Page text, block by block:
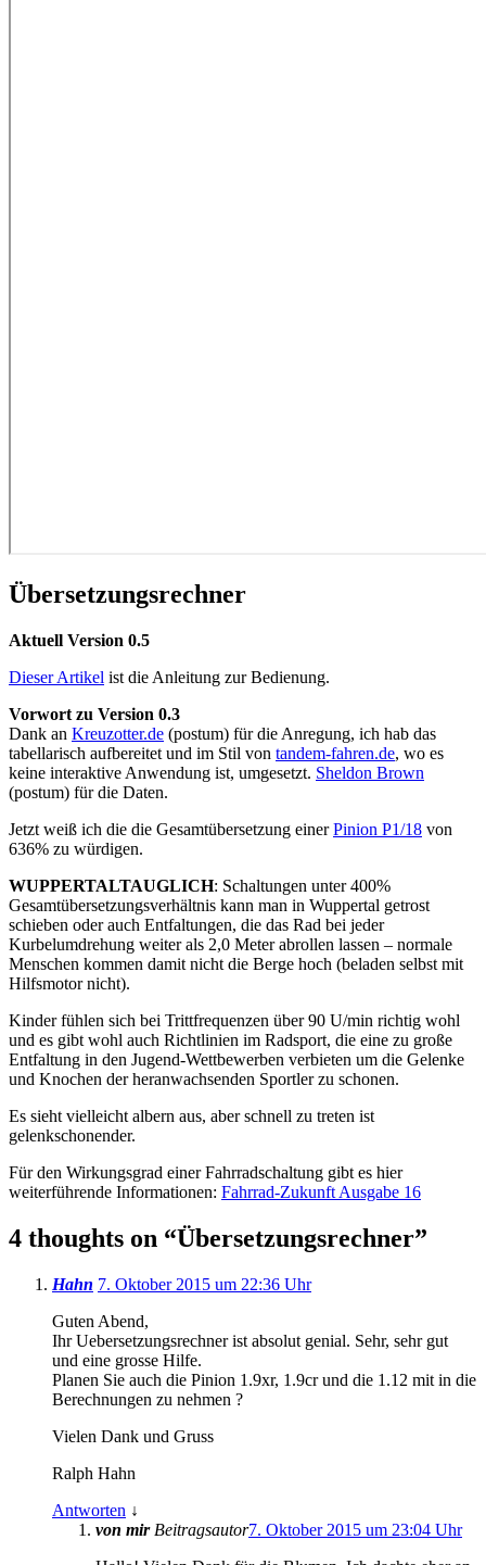
Übersetzungsrechner
Aktuell Version 0.5
Dieser Artikel ist die Anleitung zur Bedienung.
Vorwort zu Version 0.3
Dank an Kreuzotter.de (postum) für die Anregung, ich hab das
tabellarisch aufbereitet und im Stil von tandem-fahren.de, wo es
keine interaktive Anwendung ist, umgesetzt. Sheldon Brown
(postum) für die Daten.
Jetzt weiß ich die die Gesamtübersetzung einerPinion P1/18 von
636% zu würdigen.
WUPPERTALTAUGLICH: Schaltungen unter 400%
Gesamtübersetzungsverhältnis kann man in Wuppertal getrost
schieben oder auch Entfaltungen, die das Rad bei jeder
Kurbelumdrehung weiter als 2,0 Meter abrollen lassen – normale
Menschen kommen damit nicht die Berge hoch (beladen selbst mit
Hilfsmotor nicht).
Kinder fühlen sich bei Trittfrequenzen über 90 U/min richtig wohl
und es gibt wohl auch Richtlinien im Radsport, die eine zu große
Entfaltung in den Jugend-Wettbewerben verbieten um die Gelenke
und Knochen der heranwachsenden Sportler zu schonen.
Es sieht vielleicht albern aus, aber schnell zu treten ist
gelenkschonender.
Für den Wirkungsgrad einer Fahrradschaltung gibt es hier
weiterführende Informationen: Fahrrad-Zukunft Ausgabe 16
4 thoughts on “Übersetzungsrechner”
Hahn 7. Oktober 2015 um 22:36 Uhr
Guten Abend,
Ihr Uebersetzungsrechner ist absolut genial. Sehr, sehr gut
und eine grosse Hilfe.
Planen Sie auch die Pinion 1.9xr, 1.9cr und die 1.12 mit in die
Berechnungen zu nehmen ?
Vielen Dank und Gruss
Ralph Hahn
Antworten ↓
von mir Beitragsautor7. Oktober 2015 um 23:04 Uhr